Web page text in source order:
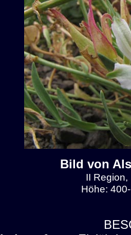
Bild von
II
Höhe: